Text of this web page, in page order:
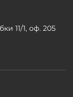
11/1, оф. 205